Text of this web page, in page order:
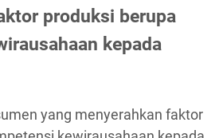
produksi berupa
kepada
yang menyerahkan faktor